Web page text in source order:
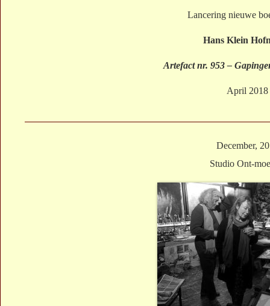
Lancering nieuwe
Hans Klein
Artefact nr. 953 –
April 2018
December,
Studio Ont-